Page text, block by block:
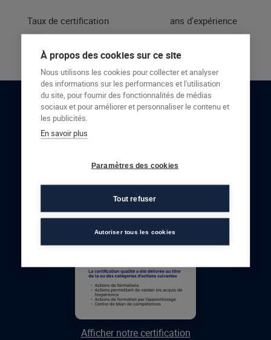
Taux de certification ans d'expérience
RESTONS EN CONTACT
Afficher notre certification
À propos des cookies sur ce site
Nous utilisons les cookies pour collecter et analyser
des informations sur les performances et l'utilisation
du site, pour fournir des fonctionnalités de médias
sociaux et pour améliorer et personnaliser le contenu et
les publicités.
En savoir plus
Paramètres des cookies
Tout refuser
Autoriser tous les cookies